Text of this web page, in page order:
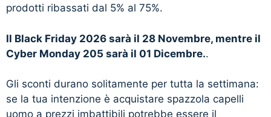
prodotti ribassati dal 5% al 75%.
Il Black Friday 2026 sarà il 28 Novembre, mentre il
Cyber Monday 205 sarà il 01 Dicembre..
Gli sconti durano solitamente per tutta la settimana:
se la tua intenzione è acquistare spazzola capelli
uomo a prezzi imbattibili potrebbe essere il